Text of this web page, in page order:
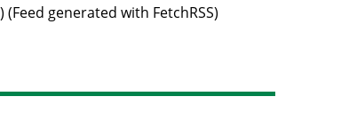
(Feed generated with FetchRSS)